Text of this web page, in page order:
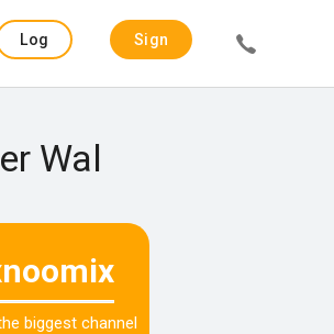
Log
Sign
Wal
biggest channel